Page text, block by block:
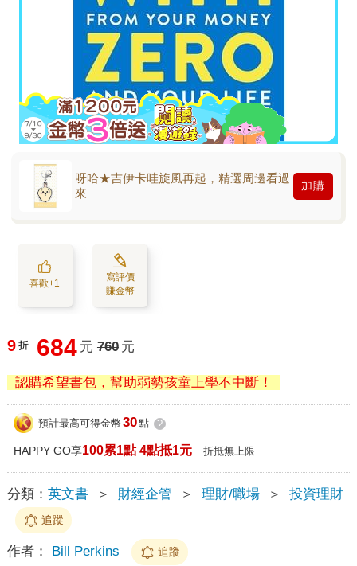
呀哈★吉伊卡哇旋風再起，精選周邊看過
來
加購
喜歡+1
寫評價
賺金幣
9 折 684 元 760 元
認購希望書包，幫助弱勢孩童上學不中斷！
預計最高可得金幣 30點 ?
HAPPY GO享100累1點 4點抵1元 折抵無上限
分類： 英文書 ＞ 財經企管 ＞ 理財/職場 ＞ 投資理財
追蹤
作者： Bill Perkins 追蹤